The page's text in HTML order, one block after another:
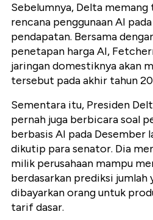
Sebelumnya, Delta
rencana penggunaan AI
pendapatan. Bersama
penetapan harga AI,
jaringan domestiknya akan
tersebut pada akhir tahun
Sementara itu, Presiden
pernah juga berbicara soal
berbasis AI pada Desember
dikutip para senator. Dia
milik perusahaan mampu
berdasarkan prediksi jumlah
dibayarkan orang untuk
tarif dasar.